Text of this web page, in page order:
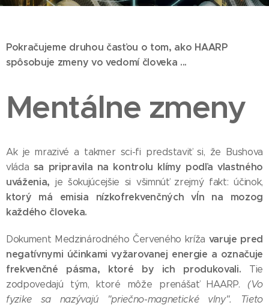
Pokračujeme druhou časťou o tom, ako HAARP
spôsobuje zmeny vo vedomí človeka ...
Mentálne zmeny
Ak je mrazivé a takmer sci-fi predstaviť si, že Bushova
vláda sa pripravila na kontrolu klímy podľa vlastného
uváženia, je šokujúcejšie si všimnúť zrejmý fakt: účinok,
ktorý má emisia nízkofrekvenčných vĺn na mozog
každého človeka.
Dokument Medzinárodného Červeného kríža varuje pred
negatívnymi účinkami vyžarovanej energie a označuje
frekvenčné pásma, ktoré by ich produkovali. Tie
zodpovedajú tým, ktoré môže prenášať HAARP. (Vo
fyzike sa nazývajú "priečno-magnetické vlny". Tieto